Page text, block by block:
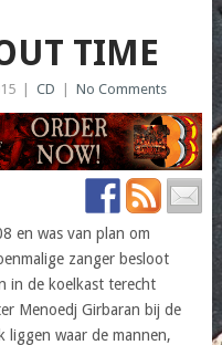
TIME
CD No Comments
en was van plan om
zanger besloot
in de koelkast terecht
Menoedj Girbaran bij de
liggen waar de mannen,